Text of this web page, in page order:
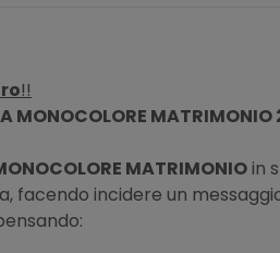
!!
MONOCOLORE
MATRIMONIOin
facendo incidere un